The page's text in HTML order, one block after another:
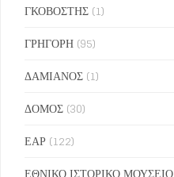
ΓΚΟΒΟΣΤΗΣ (1)
ΓΡΗΓΟΡΗ (95)
ΔΑΜΙΑΝΟΣ (1)
ΔΟΜΟΣ (30)
ΕΑΡ (122)